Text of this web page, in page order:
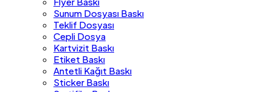
Sunum Dosyası Baskı
Teklif Dosyası
Cepli Dosya
Kartvizit Baskı
Etiket Baskı
Antetli Kağıt Baskı
Sticker Baskı